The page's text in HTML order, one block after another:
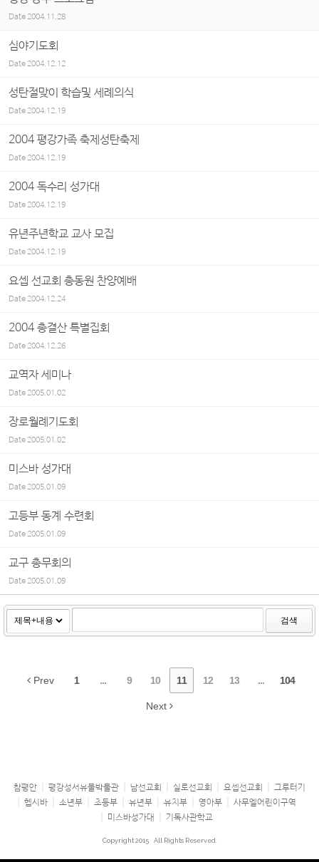
Date 2004.11.28
심야기도회
Date2004.12.12
성탄절맞이 학습및 세례의식
Date2004.12.19
2004 평강가족 축제성탄축제
Date2004.12.19
2004 독수리 성가대
Date2004.12.19
유년주년학교 교사 모집
Date2004.12.19
요셉 선교회 총동원 찬양예배
Date2004.12.24
2004 총결산 특별집회
Date2004.12.26
교역자 세미나
Date2005.01.02
장로월례기도회
Date2005.01.02
미스바 성가대
Date2005.01.09
고등부 동계 수련회
Date2005.01.09
교구 총무회의
Date2005.01.09
검색
Prev 1 ... 9 10 11 12 13 ... 104
Next
참평안 평강성서유물박물관 남선교회 실로선교회 요셉선교회
그루터기
헵시바
소년부 초등부 유년부 유치부 영아부
사무엘어린이구역
미스바성가대
기독사관학교
Copyright 2015 All Rights Reserved.